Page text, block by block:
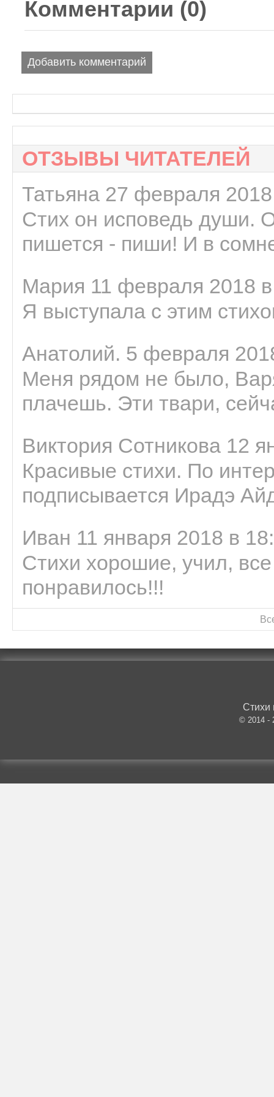
Комментарии (0)
Добавить комментарий
ОТЗЫВЫ ЧИТАТЕЛЕЙ
Татьяна 27 февраля
Стих он исповедь души.
пишется - пиши! И в
Мария 11 февраля 2018
Я выступала с этим
Анатолий. 5 февраля
Меня рядом не было,
плачешь. Эти твари,
Виктория Сотникова 12
Красивые стихи. По
подписывается Ирадэ
Иван 11 января 2018 в
Стихи хорошие, учил,
понравилось!!!
Стихи
© 2014 -